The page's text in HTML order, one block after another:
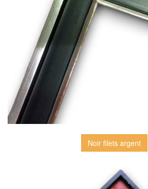
Noir filets argent